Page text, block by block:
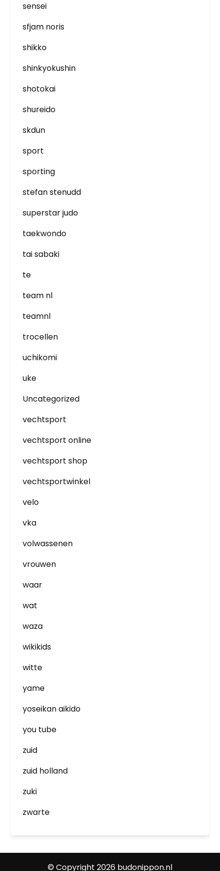
sensei
sfjam noris
shikko
shinkyokushin
shotokai
shureido
skdun
sport
sporting
stefan stenudd
superstar judo
taekwondo
tai sabaki
te
team nl
teamnl
trocellen
uchikomi
uke
Uncategorized
vechtsport
vechtsport online
vechtsport shop
vechtsportwinkel
velo
vka
volwassenen
vrouwen
waar
wat
waza
wikikids
witte
yame
yoseikan aikido
you tube
zuid
zuid holland
zuki
zwarte
© Copyright 2026 budonippon.nl